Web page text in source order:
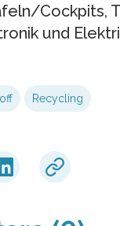
Cockpits,
und
Recycling